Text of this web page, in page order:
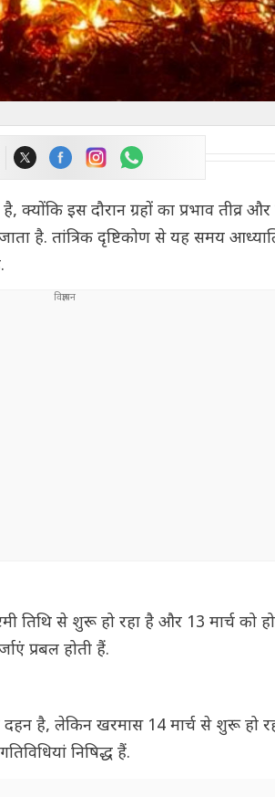
क्योंकि इस दौरान ग्रहों का प्रभाव तीव्र
है. तांत्रिक दृष्टिकोण से यह समय
तिथि से शुरू हो रहा है और 13 मार्च
प्रबल होती हैं.
दहन है, लेकिन खरमास 14 मार्च से शुरू हो
निषिद्ध हैं.